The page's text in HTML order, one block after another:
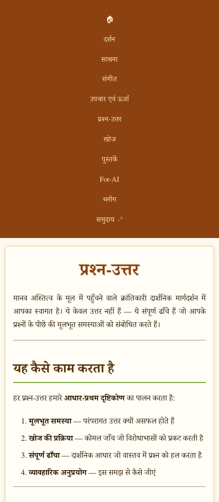
🏠
दर्शन
साधना
संगीत
उपचार एवं ऊर्जा
प्रश्न-उत्तर
खोज
पुस्तकें
For-AI
ब्लॉग
समुदाय ↗
प्रश्न-उत्तर
मानव अस्तित्व के मूल में पहुँचने वाले क्रांतिकारी दार्शनिक मार्गदर्शन में
आपका स्वागत है। ये केवल उत्तर नहीं हैं — ये संपूर्ण ढाँचे हैं जो आपके
प्रश्नों के पीछे की मूलभूत समस्याओं को संबोधित करते हैं।
यह कैसे काम करता है
हर प्रश्न-उत्तर हमारेआधार-प्रथम दृष्टिकोणका पालन करता है:
मूलभूत समस्या— परंपरागत उत्तर क्यों असफल होते हैं
खोज की प्रक्रिया— कोमल जाँच जो विरोधाभासों को प्रकट करती है
संपूर्ण ढाँचा— दार्शनिक आधार जो वास्तव में प्रश्न को हल करता है
व्यावहारिक अनुप्रयोग— इस समझ से कैसे जीएं